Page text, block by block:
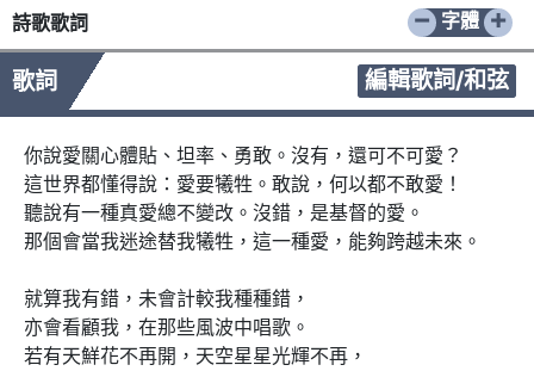
詩歌歌詞 − +
字體
歌詞 編輯歌詞/和弦
你說愛關心體貼、坦率、勇敢。沒有，還可不可愛？
這世界都懂得說：愛要犧牲。敢說，何以都不敢愛！
聽說有一種真愛總不變改。沒錯，是基督的愛。
那個會當我迷途替我犧牲，這一種愛，能夠跨越未來。
就算我有錯，未會計較我種種錯，
亦會看顧我，在那些風波中唱歌。
若有天鮮花不再開，天空星星光輝不再，